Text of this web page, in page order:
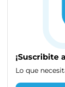
¡Suscribite
Lo que